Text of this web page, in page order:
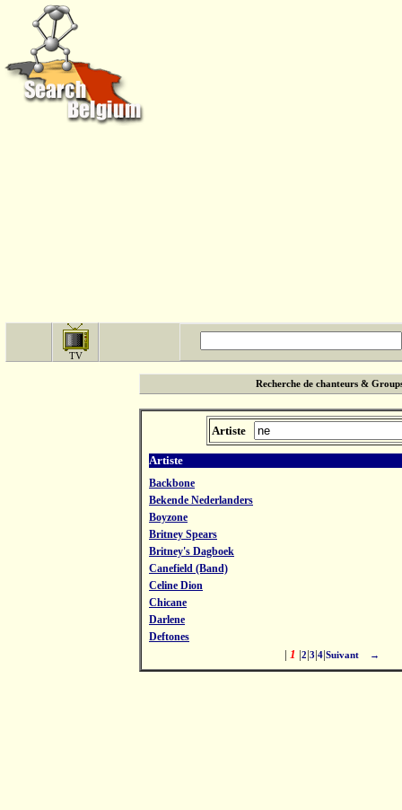
TV
Recherche de chanteurs &
Artiste
Artiste
Backbone
Bekende Nederlanders
Boyzone
Britney Spears
Britney's Dagboek
Canefield (Band)
Celine Dion
Chicane
Darlene
Deftones
| 1 |2|3|4|Suivant →